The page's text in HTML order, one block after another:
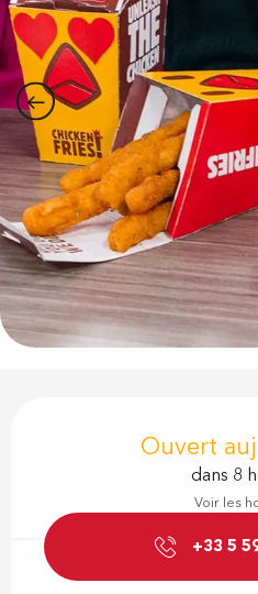
Ouvert
dans 8
Voir les
+33 5